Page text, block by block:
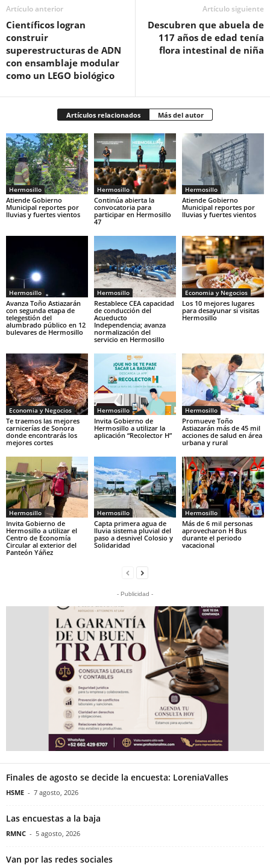
Artículo anterior
Científicos logran
construir
superestructuras de ADN
con ensamblaje modular
como un LEGO biológico
Artículo siguiente
Descubren que abuela de
117 años de edad tenía
flora intestinal de niña
Artículos relacionados Más del autor
Hermosillo
Atiende Gobierno
Municipal reportes por
lluvias y fuertes vientos
Hermosillo
Continúa abierta la
convocatoria para
participar en Hermosillo
47
Hermosillo
Atiende Gobierno
Municipal reportes por
lluvias y fuertes vientos
Hermosillo
Avanza Toño Astiazarán
con segunda etapa de
telegestión del
alumbrado público en 12
bulevares de Hermosillo
Hermosillo
Restablece CEA capacidad
de conducción del
Acueducto
Independencia; avanza
normalización del
servicio en Hermosillo
Economia y Negocios
Los 10 mejores lugares
para desayunar si visitas
Hermosillo
Economia y Negocios
Te traemos las mejores
carnicerías de Sonora
donde encontrarás los
mejores cortes
Hermosillo
Invita Gobierno de
Hermosillo a utilizar la
aplicación “Recolector H”
Hermosillo
Promueve Toño
Astiazarán más de 45 mil
acciones de salud en área
urbana y rural
Hermosillo
Invita Gobierno de
Hermosillo a utilizar el
Centro de Economía
Circular al exterior del
Panteón Yáñez
Hermosillo
Capta primera agua de
lluvia sistema pluvial del
paso a desnivel Colosio y
Solidaridad
Hermosillo
Más de 6 mil personas
aprovecharon H Bus
durante el periodo
vacacional
- Publicidad -
Finales de agosto se decide la encuesta: LoreniaValles
HSME - 7 agosto, 2026
Las encuestas a la baja
RMNC - 5 agosto, 2026
Van por las redes sociales